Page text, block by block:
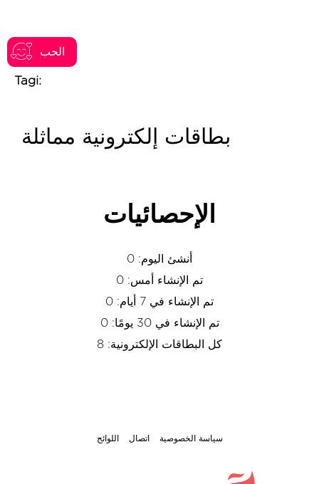
الحب
Tagi:
بطاقات إلكترونية مماثلة
الإحصائيات
أنشئ اليوم: 0
تم الإنشاء أمس: 0
تم الإنشاء في 7 أيام: 0
تم الإنشاء في 30 يومًا: 0
كل البطاقات الإلكترونية: 8
اللوائح اتصال سياسة الخصوصية